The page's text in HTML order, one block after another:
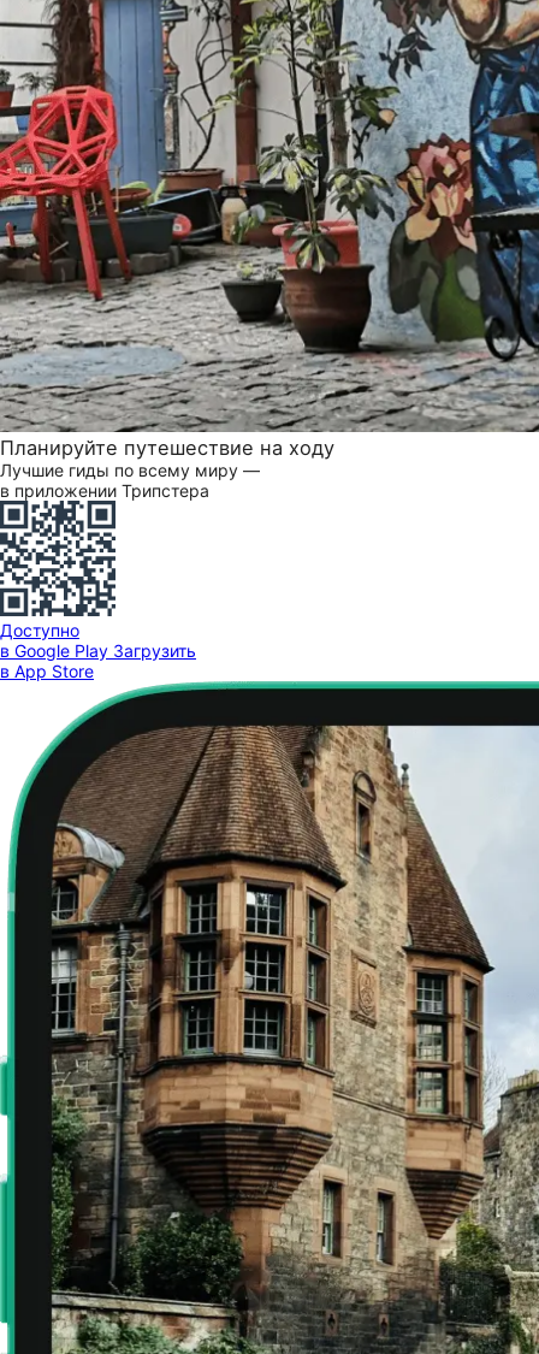
Планируйте путешествие на ходу
Лучшие гиды по всему миру —
в приложении Трипстера
Доступно
в Google Play Загрузить
в App Store